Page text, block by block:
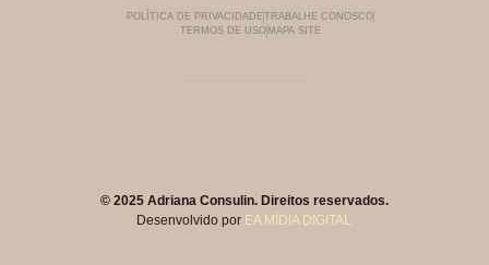
POLÍTICA DE PRIVACIDADETRABALHE CONOSCO
TERMOS DE USO MAPA SITE
© 2025 Adriana Consulin. Direitos reservados.
Desenvolvido por EA MÍDIA DIGITAL